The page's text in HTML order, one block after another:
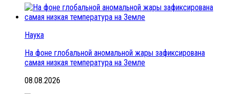
Наука
На фоне глобальной аномальной жары зафиксирована
самая низкая температура на Земле
08.08.2026